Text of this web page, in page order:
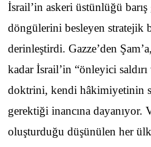
İsrail’in askeri üstünlüğü
döngülerini besleyen stratejik
derinleştirdi. Gazze’den
kadar İsrail’in “önleyici saldırı
doktrini, kendi hâkimiyetinin
gerektiği inancına
oluşturduğu düşünülen her